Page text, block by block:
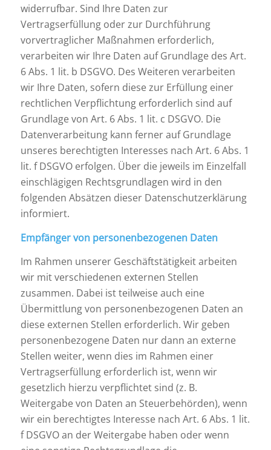
widerrufbar. Sind Ihre Daten zur
Vertragserfüllung oder zur Durchführung
vorvertraglicher Maßnahmen erforderlich,
verarbeiten wir Ihre Daten auf Grundlage des Art.
6 Abs. 1 lit. b DSGVO. Des Weiteren verarbeiten
wir Ihre Daten, sofern diese zur Erfüllung einer
rechtlichen Verpflichtung erforderlich sind auf
Grundlage von Art. 6 Abs. 1 lit. c DSGVO. Die
Datenverarbeitung kann ferner auf Grundlage
unseres berechtigten Interesses nach Art. 6 Abs. 1
lit. f DSGVO erfolgen. Über die jeweils im Einzelfall
einschlägigen Rechtsgrundlagen wird in den
folgenden Absätzen dieser Datenschutzerklärung
informiert.
Empfänger von personenbezogenen Daten
Im Rahmen unserer Geschäftstätigkeit arbeiten
wir mit verschiedenen externen Stellen
zusammen. Dabei ist teilweise auch eine
Übermittlung von personenbezogenen Daten an
diese externen Stellen erforderlich. Wir geben
personenbezogene Daten nur dann an externe
Stellen weiter, wenn dies im Rahmen einer
Vertragserfüllung erforderlich ist, wenn wir
gesetzlich hierzu verpflichtet sind (z. B.
Weitergabe von Daten an Steuerbehörden), wenn
wir ein berechtigtes Interesse nach Art. 6 Abs. 1 lit.
f DSGVO an der Weitergabe haben oder wenn